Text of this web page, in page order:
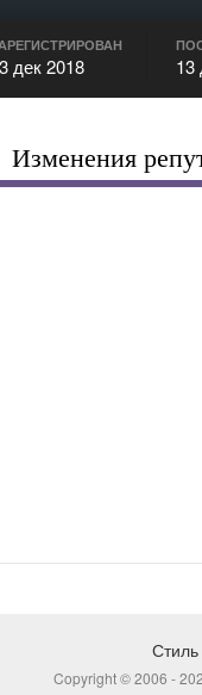
дек 2018 13
Изменения
Стиль
Copyright © 2006 -